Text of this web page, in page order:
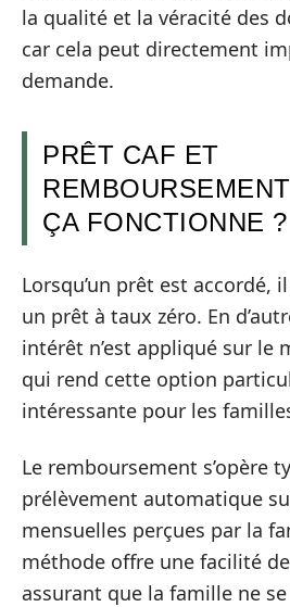
la qualité et la véracité des
car cela peut directement
demande.
PRÊT CAF ET
ÇA FONCTIONNE ?
Lorsqu’un prêt est accordé,
un prêt à taux zéro. En
intérêt n’est appliqué sur le
qui rend cette option
intéressante pour les
Le remboursement s’opère
prélèvement automatique
mensuelles perçues par la
méthode offre une facilité
assurant que la famille ne